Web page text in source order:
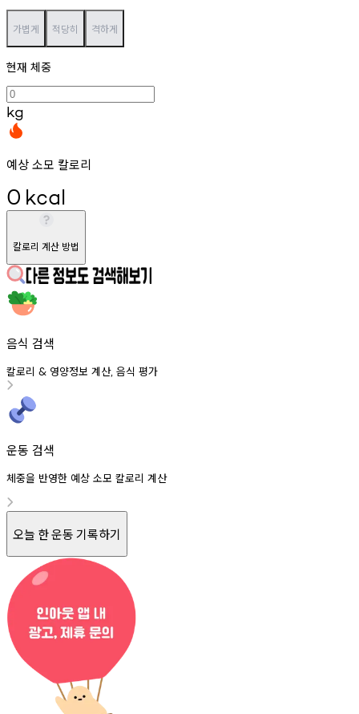
가볍게 적당히 격하게
현재 체중
kg
예상 소모 칼로리
0 kcal
칼로리 계산 방법
음식 검색
칼로리 & 영양정보 계산, 음식 평가
운동 검색
체중을 반영한 예상 소모 칼로리 계산
오늘 한 운동 기록하기